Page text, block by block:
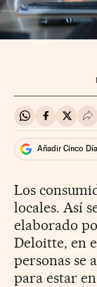
Compartir en
Compartir
Añadir Cinco
Los
locales. Así
elaborado
Deloitte, en
personas se
para estar